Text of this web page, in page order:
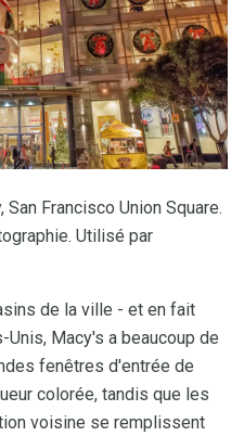
Francisco Union Square.
Utilisé par
de la ville - et en fait
Macy's a beaucoup de
fenêtres d'entrée de
colorée, tandis que les
voisine se remplissent